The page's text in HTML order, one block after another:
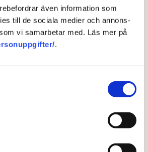
även information som
till de sociala medier och annons-
vi samarbetar med. Läs mer på
.